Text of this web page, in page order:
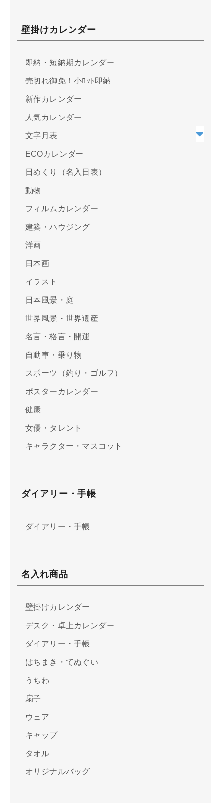
壁掛けカレンダー
即納・短納期カレンダー
売切れ御免！小ﾛｯﾄ即納
新作カレンダー
人気カレンダー
文字月表
ECOカレンダー
日めくり（名入日表）
動物
フィルムカレンダー
建築・ハウジング
洋画
日本画
イラスト
日本風景・庭
世界風景・世界遺産
名言・格言・開運
自動車・乗り物
スポーツ（釣り・ゴルフ）
ポスターカレンダー
健康
女優・タレント
キャラクター・マスコット
ダイアリー・手帳
ダイアリー・手帳
名入れ商品
壁掛けカレンダー
デスク・卓上カレンダー
ダイアリー・手帳
はちまき・てぬぐい
うちわ
扇子
ウェア
キャップ
タオル
オリジナルバッグ